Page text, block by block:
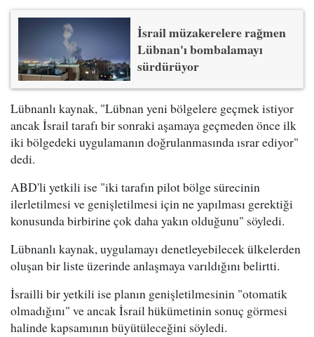
İsrail müzakerelere rağmen
Lübnan'ı bombalamayı
sürdürüyor
Lübnanlı kaynak, "Lübnan yeni bölgelere geçmek istiyor
ancak İsrail tarafı bir sonraki aşamaya geçmeden önce ilk
iki bölgedeki uygulamanın doğrulanmasında ısrar ediyor"
dedi.
ABD'li yetkili ise "iki tarafın pilot bölge sürecinin
ilerletilmesi ve genişletilmesi için ne yapılması gerektiği
konusunda birbirine çok daha yakın olduğunu" söyledi.
Lübnanlı kaynak, uygulamayı denetleyebilecek ülkelerden
oluşan bir liste üzerinde anlaşmaya varıldığını belirtti.
İsrailli bir yetkili ise planın genişletilmesinin "otomatik
olmadığını" ve ancak İsrail hükümetinin sonuç görmesi
halinde kapsamının büyütüleceğini söyledi.